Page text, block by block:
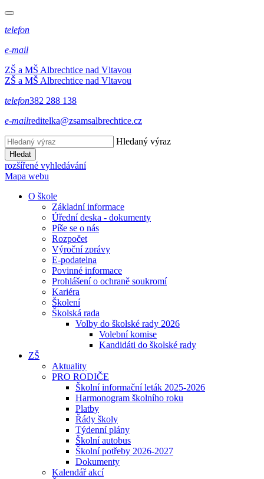
telefon
e-mail
ZŠ a MŠ Albrechtice nad Vltavou
ZŠ a MŠ Albrechtice nad Vltavou
telefon382 288 138
e-mailreditelka@zsamsalbrechtice.cz
Hledaný výraz
Hledat
rozšířené vyhledávání
Mapa webu
O škole
Základní informace
Úřední deska - dokumenty
Píše se o nás
Rozpočet
Výroční zprávy
E-podatelna
Povinné informace
Prohlášení o ochraně soukromí
Kariéra
Školení
Školská rada
Volby do školské rady 2026
Volební komise
Kandidáti do školské rady
ZŠ
Aktuality
PRO RODIČE
Školní informační leták 2025-2026
Harmonogram školního roku
Platby
Řády školy
Týdenní plány
Školní autobus
Školní potřeby 2026-2027
Dokumenty
Kalendář akcí